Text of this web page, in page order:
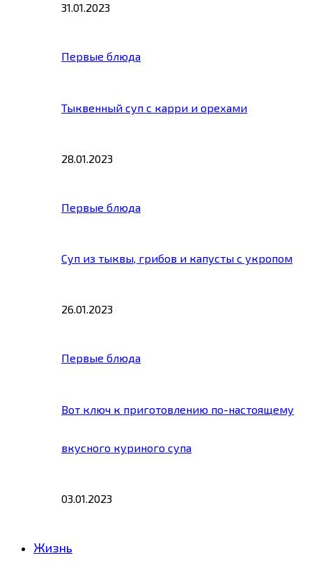
31.01.2023
Первые блюда
Тыквенный суп с карри и орехами
28.01.2023
Первые блюда
Суп из тыквы, грибов и капусты с укропом
26.01.2023
Первые блюда
Вот ключ к приготовлению по-настоящему
вкусного куриного супа
03.01.2023
Жизнь